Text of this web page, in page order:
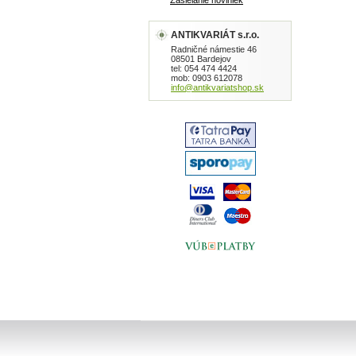
ANTIKVARIÁT s.r.o.
Radničné námestie 46
08501 Bardejov
tel: 054 474 4424
mob: 0903 612078
info@antikvariatshop.sk